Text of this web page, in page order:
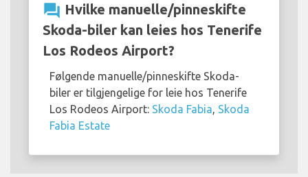
question_answer Hvilke manuelle/pinneskifte
Skoda-biler kan leies hos Tenerife
Los Rodeos Airport?
Følgende manuelle/pinneskifte Skoda-
biler er tilgjengelige for leie hos Tenerife
Los Rodeos Airport: Skoda Fabia, Skoda
Fabia Estate